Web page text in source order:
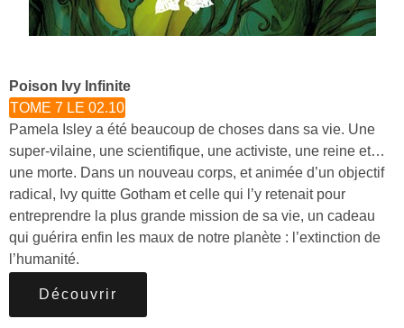
Poison Ivy Infinite
TOME 7 LE 02.10
Pamela Isley a été beaucoup de choses dans sa vie. Une
super-vilaine, une scientifique, une activiste, une reine et…
une morte. Dans un nouveau corps, et animée d’un objectif
radical, Ivy quitte Gotham et celle qui l’y retenait pour
entreprendre la plus grande mission de sa vie, un cadeau
qui guérira enfin les maux de notre planète : l’extinction de
l’humanité.
Découvrir